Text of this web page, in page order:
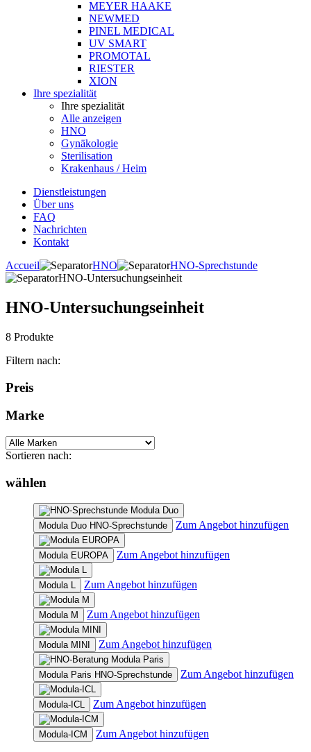
MEYER HAAKE
NEWMED
PINEL MEDICAL
UV SMART
PROMOTAL
RIESTER
XION
Ihre spezialität
Ihre spezialität
Alle anzeigen
HNO
Gynäkologie
Sterilisation
Krakenhaus / Heim
Dienstleistungen
Über uns
FAQ
Nachrichten
Kontakt
Accueil
HNO
HNO-Sprechstunde
HNO-Untersuchungseinheit
HNO-Untersuchungseinheit
8 Produkte
Filtern nach:
Preis
Marke
Sortieren nach:
wählen
Modula Duo HNO-Sprechstunde Zum Angebot hinzufügen
Modula EUROPA Zum Angebot hinzufügen
Modula L Zum Angebot hinzufügen
Modula M Zum Angebot hinzufügen
Modula MINI Zum Angebot hinzufügen
Modula Paris HNO-Sprechstunde Zum Angebot hinzufügen
Modula-ICL Zum Angebot hinzufügen
Modula-ICM Zum Angebot hinzufügen